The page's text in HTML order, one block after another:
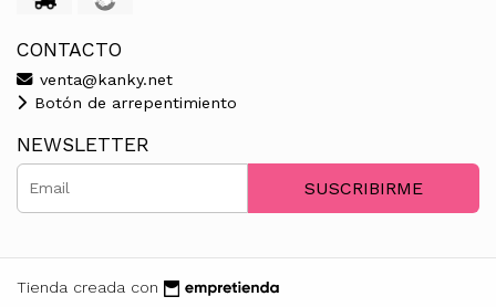
CONTACTO
venta@kanky.net
Botón de arrepentimiento
NEWSLETTER
SUSCRIBIRME
Tienda creada con